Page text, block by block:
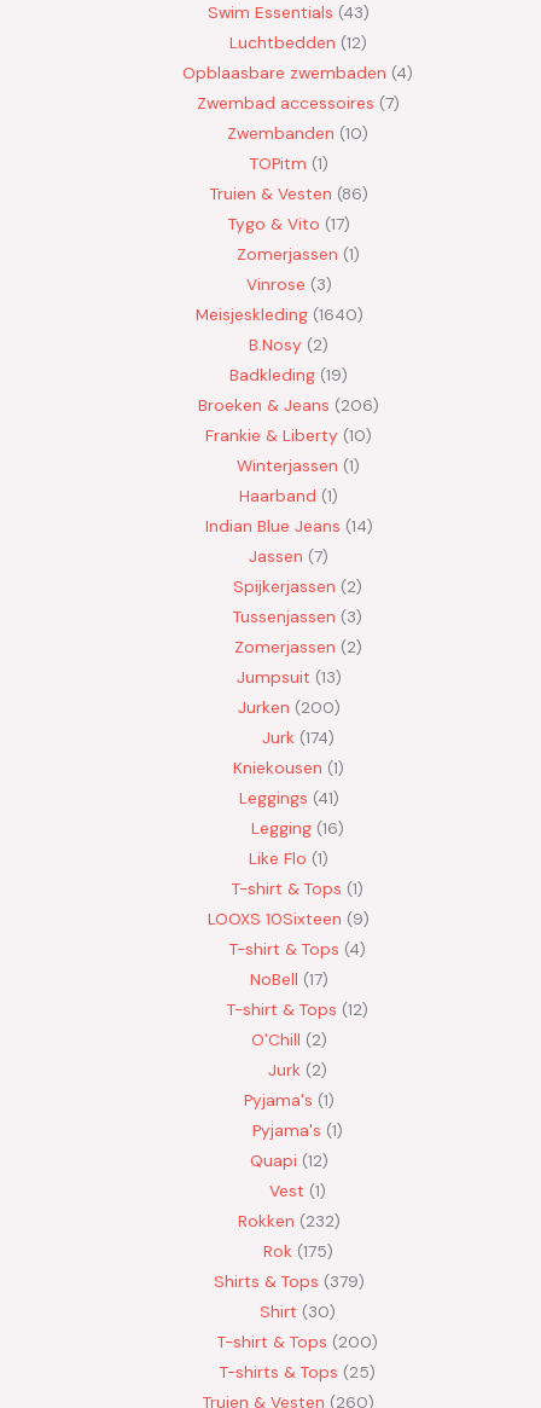
Swim Essentials 43
Luchtbedden 12
Opblaasbare zwembaden 4
Zwembad accessoires 7
Zwembanden 10
TOPitm 1
Truien & Vesten 86
Tygo & Vito 17
Zomerjassen 1
Vinrose 3
Meisjeskleding 1640
B.Nosy
2
Badkleding 19
Broeken & Jeans
206
Frankie & Liberty 10
Winterjassen 1
Haarband 1
Indian Blue Jeans 14
Jassen 7
Spijkerjassen
2
Tussenjassen
3
Zomerjassen 2
Jumpsuit 13
Jurken 200
Jurk 174
Kniekousen 1
Leggings 41
Legging 16
Like Flo 1
T-shirt & Tops 1
LOOXS 10Sixteen
9
T-shirt & Tops 4
NoBell 17
T-shirt & Tops 12
O'Chill 2
Jurk 2
Pyjama's 1
Pyjama's 1
Quapi 12
Vest 1
Rokken 232
Rok 175
Shirts & Tops 379
Shirt
30
T-shirt & Tops
200
T-shirts & Tops
25
Truien & Vesten
260